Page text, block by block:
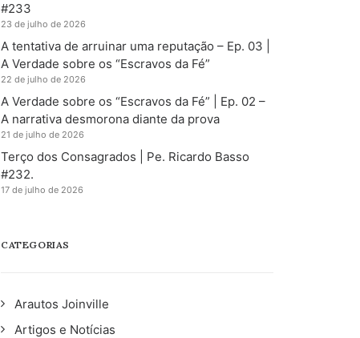
#233
23 de julho de 2026
A tentativa de arruinar uma reputação – Ep. 03 |
A Verdade sobre os “Escravos da Fé”
22 de julho de 2026
A Verdade sobre os “Escravos da Fé” | Ep. 02 –
A narrativa desmorona diante da prova
21 de julho de 2026
Terço dos Consagrados | Pe. Ricardo Basso
#232.
17 de julho de 2026
CATEGORIAS
Arautos Joinville
Artigos e Notícias